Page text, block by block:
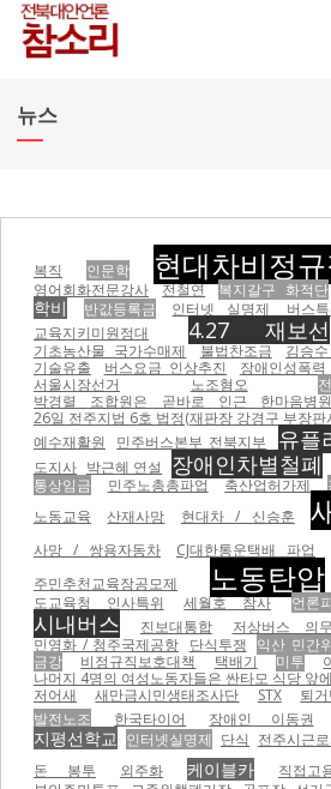
뉴스
복직 인문학 현대차비정규
영어회화전문강사 전철연 복지갈구 화적단
학비 반값등록금 인터넷 실명제 버스
교육지키미원정대
4.27 재보선
기초농산물 국가수매제
불법찬조금 김승
기술유출
버스요금 인상추진 장애인성폭력
서울시장선거
노조혐오
박경렬 조합원은 곧바로 인근 한마음병
26일 전주지법 6호 법정(재판장 강경구 부장
예수재활원
민주버스본부 전북지부 유플
도지사 박근혜 연설 장애인차별철폐
통상임금
민주노총총파업 축산업허가제
노동교육
산재사망 현대차 / 신승훈
사망 / 쌍용자동차
CJ대한통운택배 파업
주민추천교육장공모제 노동탄압
도교육청 인사특위
세월호 참사 언론
시내버스 진보대통합 저상버스 의
민영화 / 청주국제공항 단식투쟁 익산 민간
금강
비정규직보호대책 택배기 미투
나머지 4명의 여성노동자들은 싼타모 식당 앞
저어새
새만금시민생태조사단 STX 퇴
발전노조
한국타이어 장애인 이동권
지평선학교 인터넷실명제 단식 전주시근
돈 봉투
외주화 케이블카 직접고